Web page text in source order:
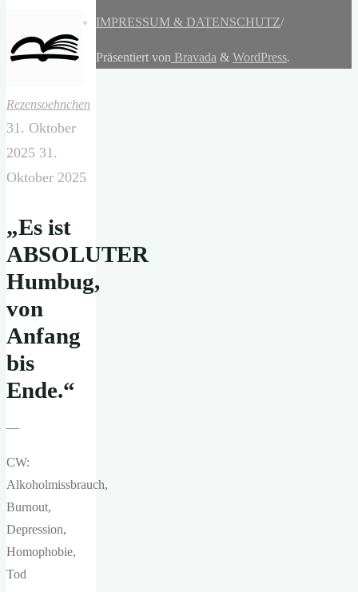
Rezensoehnchen
31. Oktober
2025 31.
Oktober 2025
„Es ist
ABSOLUTER
Humbug,
von
Anfang
bis
Ende.“
—
CW:
Alkoholmissbrauch,
Burnout,
Depression,
Homophobie,
Tod
IMPRESSUM & DATENSCHUTZ/
Präsentiert von Bravada & WordPress.